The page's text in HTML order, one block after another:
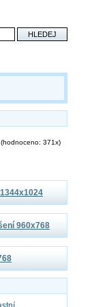
(hodnoceno: 371x)
960x768